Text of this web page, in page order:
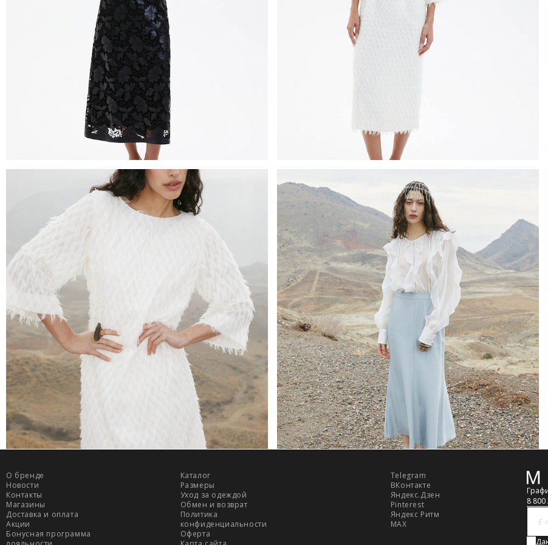
О бренде
Новости
Контакты
Магазины
Доставка и оплата
Акции
Бонусная программа
Каталог
Размеры
Уход за одеждой
Обмен и возврат
Политика
конфиденциальности
Оферта
Telegram
ВКонтакте
Яндекс.Дзен
Pinterest
Яндекс Ритм
MAX
связь
8 800
Часть товаров со скидкой не доступны для самовывоза из магазина партнера. Такой товар
адресную доставку или в ПВЗ.
Срок доставки товаров в регионы может быть увеличен. Компания "М Ризон" не несет
курьерскими службами.
ОПЛАТА
Оплата производится в момент получения заказа наличными или банковской картой.
Предварительно на сайте через платежную систему Intellect Money.
Регионы России, Московская обл., Ленинградская обл.
Предварительно на сайте через платежную систему Intellect Money.